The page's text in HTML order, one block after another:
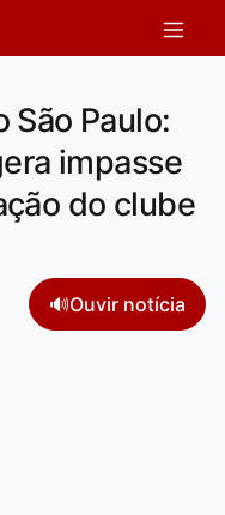
São Paulo:
impasse
do clube
🔊Ouvir notícia